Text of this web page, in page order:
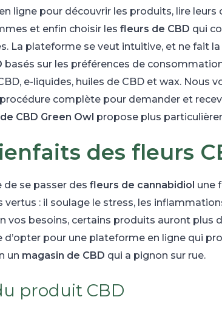
ligne pour découvrir les produits, lire leurs
et enfin choisir les fleurs de CBD qui
La plateforme se veut intuitive, et ne fait
basés sur les préférences de
e-liquides, huiles de CBD et wax. Nous
complète pour demander et
CBD Green Owl propose plus
des fleurs
de se passer des fleurs de cannabidiol une
vertus : il soulage le stress, les
vos besoins, certains produits auront plus
d’opter pour une plateforme en ligne qui
un magasin de CBD qui a pignon sur rue.
produit CBD